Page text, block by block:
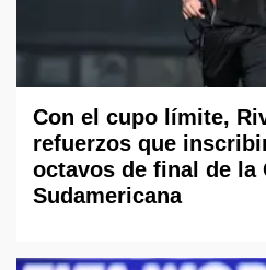
Con el cupo límite,
refuerzos que
octavos de final de la
Sudamericana